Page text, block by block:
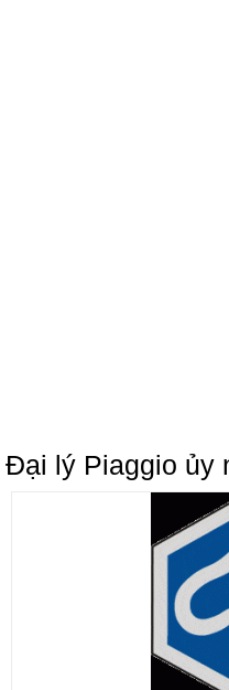
Đại lý Piaggio ủy